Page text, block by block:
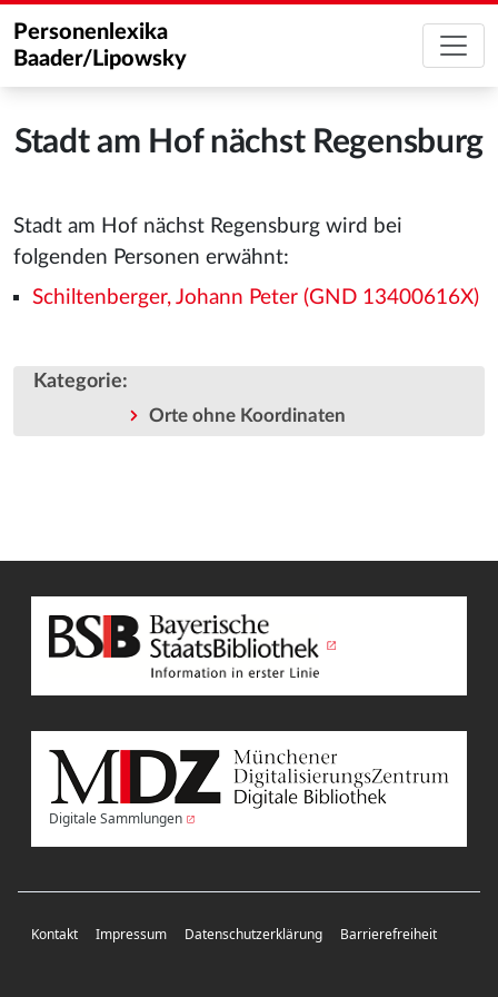
Personenlexika
Baader/Lipowsky
Stadt am Hof nächst Regensburg
Stadt am Hof nächst Regensburg wird bei
folgenden Personen erwähnt:
Schiltenberger, Johann Peter (GND 13400616X)
Kategorie:
Orte ohne Koordinaten
Digitale Sammlungen
Kontakt Impressum Datenschutzerklärung Barrierefreiheit